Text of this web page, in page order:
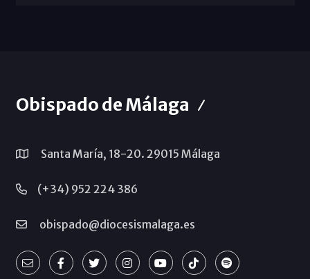
Obispado de Málaga
Santa María, 18-20. 29015 Málaga
(+34) 952 224 386
obispado@diocesismalaga.es